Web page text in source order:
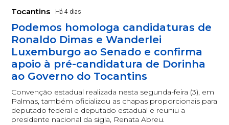
Tocantins Há 4 dias
Podemos homologa candidaturas de
Ronaldo Dimas e Wanderlei
Luxemburgo ao Senado e confirma
apoio à pré-candidatura de Dorinha
ao Governo do Tocantins
Convenção estadual realizada nesta segunda-feira (3), em
Palmas, também oficializou as chapas proporcionais para
deputado federal e deputado estadual e reuniu a
presidente nacional da sigla, Renata Abreu.